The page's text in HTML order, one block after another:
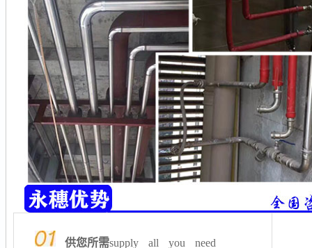
供您所需supply all you need